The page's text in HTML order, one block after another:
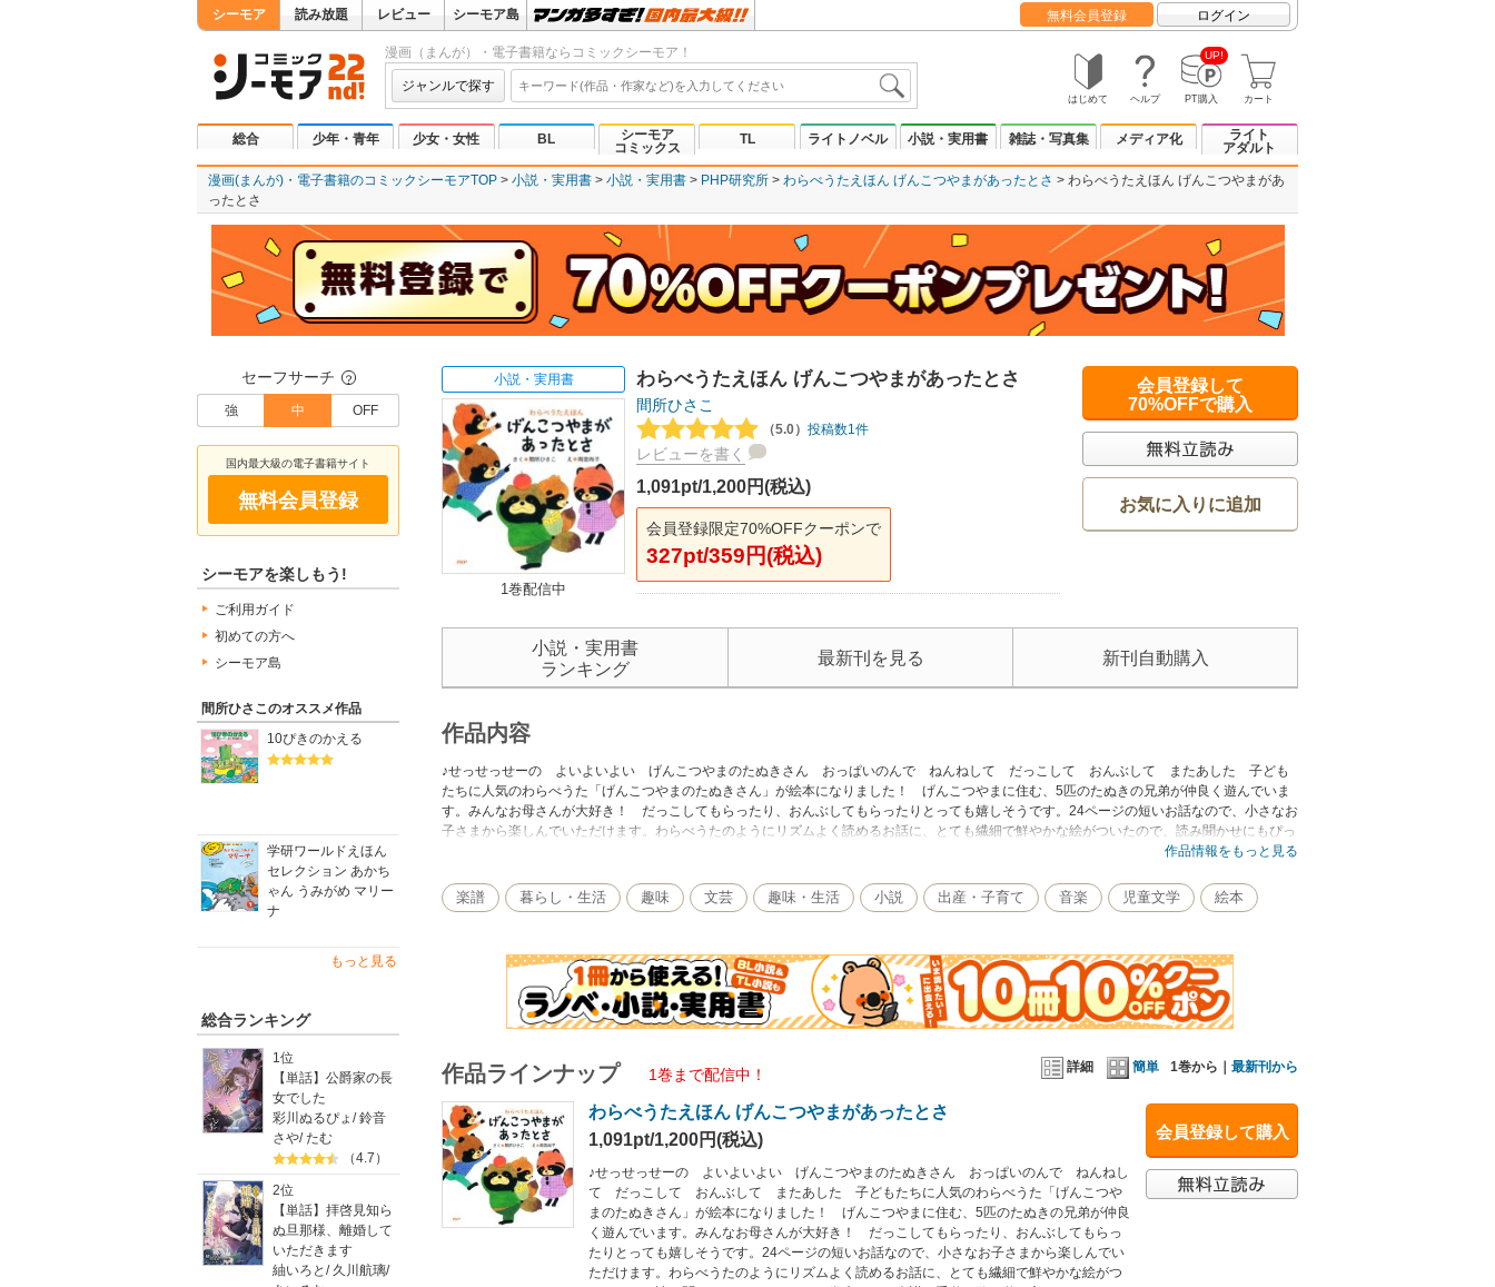
シーモア 読み放題 レビュー シーモア島 無料会員登録 ログイン
漫画（まんが）・電子書籍ならコミックシーモア！
ジャンルで探す
はじめて ヘルプ
UP!
PT購入 カート
総合 少年・青年 少女・女性 BL
シーモア
コミックス
TL ライトノベル 小説・実用書 雑誌・写真集 メディア化
ライト
アダルト
漫画(まんが)・電子書籍のコミックシーモアTOP 小説・実用書 小説・実用書 PHP研究所 わらべうたえほん げんこつやまがあったとさ
わらべうたえほん げんこつやまがあ
ったとさ
セーフサーチ ？
強 中 OFF
国内最大級の電子書籍サイト
無料会員登録
シーモアを楽しもう!
ご利用ガイド
初めての方へ
シーモア島
間所ひさこのオススメ作品
10ぴきのかえる
学研ワールドえほん
セレクション あかち
ゃん うみがめ マリー
ナ
もっと見る
総合ランキング
1位
【単話】公爵家の長
女でした
彩川ぬるぴょ /鈴音
さや/たむ
（4.7）
2位
【単話】拝啓見知ら
ぬ旦那様、離婚して
いただきます
紬いろと / 久川航璃/
小説・実用書
1巻配信中
わらべうたえほん げんこつやまがあったとさ
間所ひさこ
（5.0） 投稿数1件
レビューを書く
1,091pt/1,200円(税込)
会員登録限定70%OFFクーポンで
327pt/359円(税込)
会員登録して
70%OFFで購入
お気に入りに追加
小説・実用書
ランキング
最新刊を見る 新刊自動購入
作品内容
♪せっせっせーの よいよいよい げんこつやまのたぬきさん おっぱいのんで ねんねして だっこして おんぶして またあした 子ども
たちに人気のわらべうた「げんこつやまのたぬきさん」が絵本になりました！ げんこつやまに住む、5匹のたぬきの兄弟が仲良く遊んでいま
す。みんなお母さんが大好き！ だっこしてもらったり、おんぶしてもらったりとっても嬉しそうです。24ページの短いお話なので、小さなお
子さまから楽しんでいただけます。わらべうたのようにリズムよく読めるお話に、とても繊細で鮮やかな絵がついたので、読み聞かせにもぴっ
作品情報をもっと見る
楽譜 暮らし・生活 趣味 文芸 趣味・生活 小説 出産・子育て 音楽 児童文学 絵本
詳細 簡単 1巻から｜ 最新刊から
作品ラインナップ 1巻まで配信中！
会員登録して購入
わらべうたえほん げんこつやまがあったとさ
1,091pt/1,200円(税込)
♪せっせっせーの よいよいよい げんこつやまのたぬきさん おっぱいのんで ねんねし
て だっこして おんぶして またあした 子どもたちに人気のわらべうた「げんこつや
まのたぬきさん」が絵本になりました！ げんこつやまに住む、5匹のたぬきの兄弟が仲良
く遊んでいます。みんなお母さんが大好き！ だっこしてもらったり、おんぶしてもらっ
たりとっても嬉しそうです。24ページの短いお話なので、小さなお子さまから楽しんでい
ただけます。わらべうたのようにリズムよく読めるお話に、とても繊細で鮮やかな絵がつ